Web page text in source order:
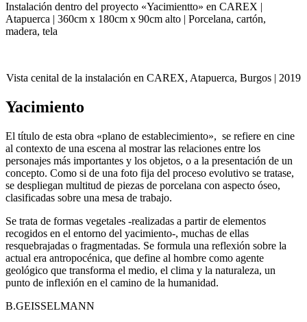
Instalación dentro del proyecto «Yacimientto» en CAREX |
Atapuerca | 360cm x 180cm x 90cm alto | Porcelana, cartón,
madera, tela
Vista cenital de la instalación en CAREX, Atapuerca, Burgos | 2019
Yacimiento
El título de esta obra «plano de establecimiento», se refiere en cine
al contexto de una escena al mostrar las relaciones entre los
personajes más importantes y los objetos, o a la presentación de un
concepto. Como si de una foto fija del proceso evolutivo se tratase,
se despliegan multitud de piezas de porcelana con aspecto óseo,
clasificadas sobre una mesa de trabajo.
Se trata de formas vegetales -realizadas a partir de elementos
recogidos en el entorno del yacimiento-, muchas de ellas
resquebrajadas o fragmentadas. Se formula una reflexión sobre la
actual era antropocénica, que define al hombre como agente
geológico que transforma el medio, el clima y la naturaleza, un
punto de inflexión en el camino de la humanidad.
B.GEISSELMANN